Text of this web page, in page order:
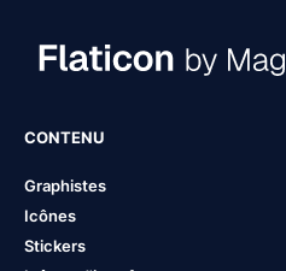
CONTENU
Graphistes
Icônes
Stickers